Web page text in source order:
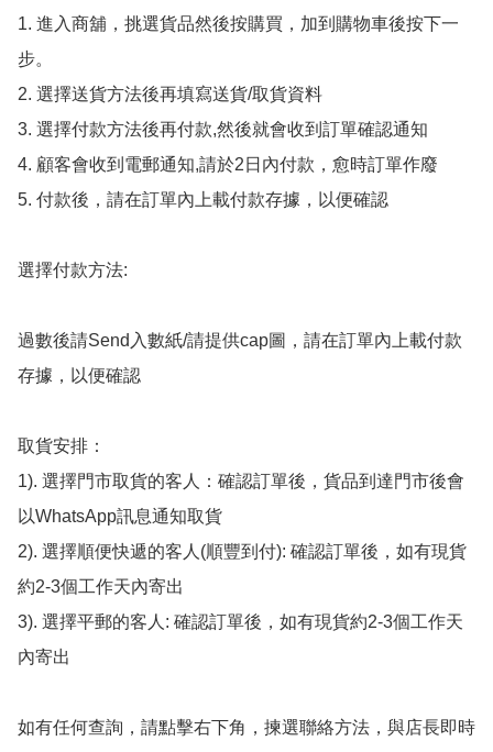
1. 進入商舖，挑選貨品然後按購買，加到購物車後按下一
步。
2. 選擇送貨方法後再填寫送貨/取貨資料
3. 選擇付款方法後再付款,然後就會收到訂單確認通知
4. 顧客會收到電郵通知,請於2日內付款，愈時訂單作廢
5. 付款後，請在訂單內上載付款存據，以便確認
選擇付款方法:
過數後請Send入數紙/請提供cap圖，請在訂單內上載付款
存據，以便確認
取貨安排：
1). 選擇門市取貨的客人：確認訂單後，貨品到達門市後會
以WhatsApp訊息通知取貨
2). 選擇順便快遞的客人(順豐到付): 確認訂單後，如有現貨
約2-3個工作天內寄出
3). 選擇平郵的客人: 確認訂單後，如有現貨約2-3個工作天
內寄出
如有任何查詢，請點擊右下角，揀選聯絡方法，與店長即時